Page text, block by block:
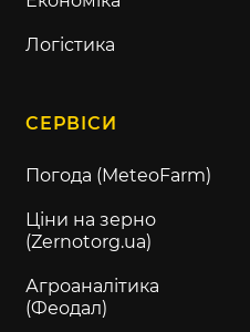
Логістика
СЕРВІСИ
Погода (MeteoFarm)
Ціни на зерно
(Zernotorg.ua)
Агроаналітика
(Феодал)